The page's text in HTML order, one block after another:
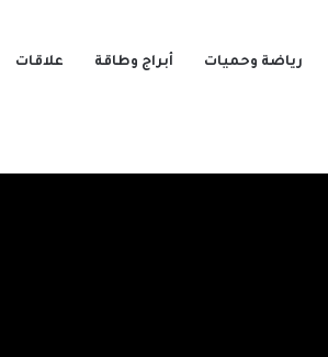
رياضة وحميات أبراج وطاقة علاقات